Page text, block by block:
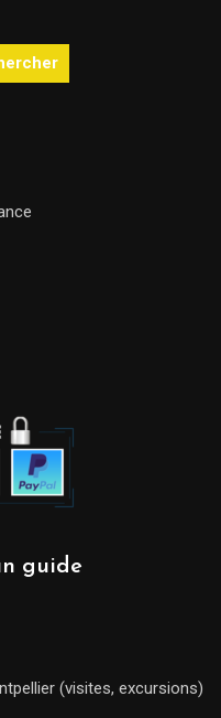
guide
(visites, excursions)